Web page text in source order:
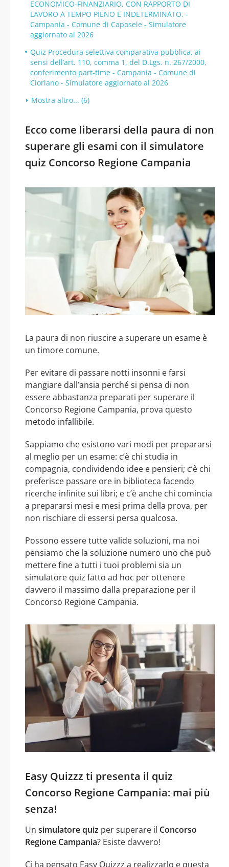
ECONOMICO-FINANZIARIO, CON RAPPORTO DI
LAVORO A TEMPO PIENO E INDETERMINATO. -
Campania - Comune di Caposele - Simulatore
aggiornato al 2026
Quiz Procedura selettiva comparativa pubblica, ai
sensi dell’art. 110, comma 1, del D.Lgs. n. 267/2000,
conferimento part-time - Campania - Comune di
Ciorlano - Simulatore aggiornato al 2026
Mostra altro... (6)
Ecco come liberarsi della paura di non
superare gli esami con il simulatore
quiz Concorso Regione Campania
La paura di non riuscire a superare un esame è
un timore comune.
Per evitare di passare notti insonni e farsi
mangiare dall’ansia perché si pensa di non
essere abbastanza preparati per superare il
Concorso Regione Campania, prova questo
metodo infallibile.
Sappiamo che esistono vari modi per prepararsi
al meglio per un esame: c’è chi studia in
compagnia, condividendo idee e pensieri; c’è chi
preferisce passare ore in biblioteca facendo
ricerche infinite sui libri; e c’è anche chi comincia
a prepararsi mesi e mesi prima della prova, per
non rischiare di essersi persa qualcosa.
Possono essere tutte valide soluzioni, ma noi
pensiamo che la soluzione numero uno che può
mettere fine a tutti i tuoi problemi sia un
simulatore quiz fatto ad hoc per ottenere
davvero il massimo dalla preparazione per il
Concorso Regione Campania.
Easy Quizzz ti presenta il quiz
Concorso Regione Campania: mai più
senza!
Un simulatore quiz per superare il Concorso
Regione Campania? Esiste davvero!
Ci ha pensato Easy Quizzz a realizzarlo e questa